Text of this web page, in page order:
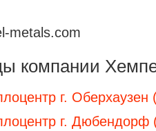
metals.com
компании
г. Оберхаузен
г.